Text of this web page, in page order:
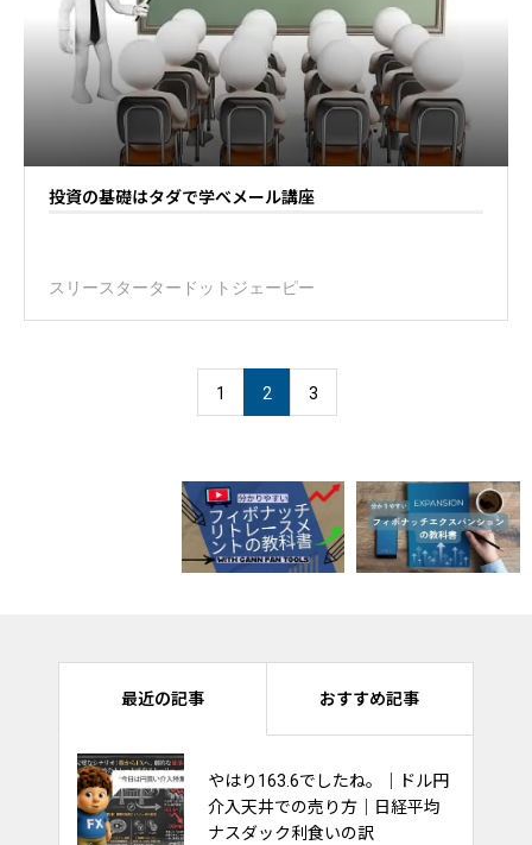
投資の基礎はタダで学べメール講座
スリースタータードットジェーピー
1 2 3
最近の記事 おすすめ記事
やはり163.6でしたね。｜ドル円
介入天井での売り方｜日経平均
ナスダック利食いの訳
ナスダック100は持ち合いを維持
出来るか？他市場への影響多大！